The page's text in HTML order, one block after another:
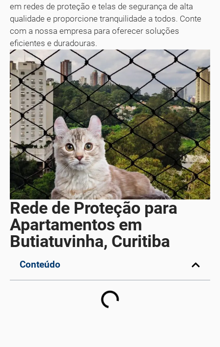
em redes de proteção e telas de segurança de alta
qualidade e proporcione tranquilidade a todos. Conte
com a nossa empresa para oferecer soluções
eficientes e duradouras.
Rede de Proteção para
Apartamentos em
Butiatuvinha, Curitiba
Conteúdo